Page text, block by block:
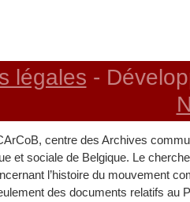
légales -
centre des Archives
et sociale de Belgique. Le
l’histoire du mouvement
des documents relatifs au